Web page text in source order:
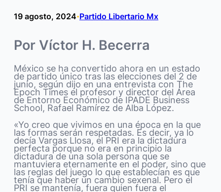
19 agosto, 2024•Partido Libertario Mx
Por Víctor H. Becerra
México se ha convertido ahora en un estado
de partido único tras las elecciones del 2 de
junio, según dijo en una entrevista con The
Epoch Times el profesor y director del Área
de Entorno Económico de IPADE Business
School, Rafael Ramírez de Alba López.
«Yo creo que vivimos en una época en la que
las formas serán respetadas. Es decir, ya lo
decía Vargas Llosa, el PRI era la dictadura
perfecta porque no era en principio la
dictadura de una sola persona que se
mantuviera eternamente en el poder, sino que
las reglas del juego lo que establecían es que
tenía que haber un cambio sexenal. Pero el
PRI se mantenía, fuera quien fuera el